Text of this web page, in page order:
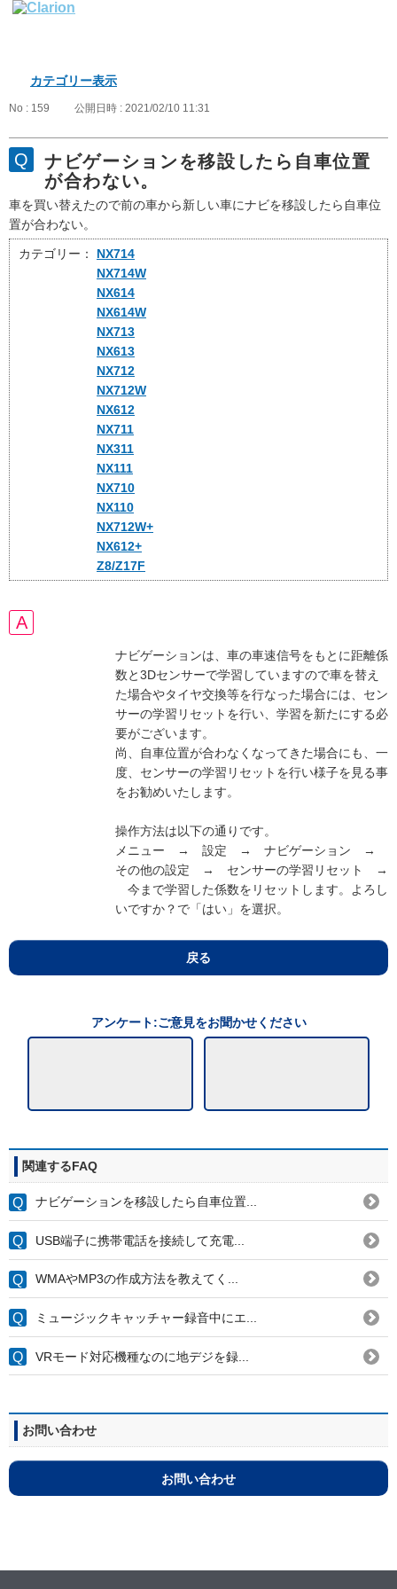
カテゴリー表示
No : 159 公開日時 : 2021/02/10 11:31
ナビゲーションを移設したら自車位置
が合わない。
車を買い替えたので前の車から新しい車にナビを移設したら自車位
置が合わない。
カテゴリー：
NX714
NX714W
NX614
NX614W
NX713
NX613
NX712
NX712W
NX612
NX711
NX311
NX111
NX710
NX110
NX712W+
NX612+
Z8/Z17F
ナビゲーションは、車の車速信号をもとに距離係
数と3Dセンサーで学習していますので車を替え
た場合やタイヤ交換等を行なった場合には、セン
サーの学習リセットを行い、学習を新たにする必
要がございます。
尚、自車位置が合わなくなってきた場合にも、一
度、センサーの学習リセットを行い様子を見る事
をお勧めいたします。
操作方法は以下の通りです。
メニュー → 設定 → ナビゲーション →
その他の設定 → センサーの学習リセット →
今まで学習した係数をリセットします。よろし
いですか？で「はい」を選択。
戻る
アンケート:ご意見をお聞かせください
関連するFAQ
ナビゲーションを移設したら自車位置...
USB端子に携帯電話を接続して充電...
WMAやMP3の作成方法を教えてく...
ミュージックキャッチャー録音中にエ...
VRモード対応機種なのに地デジを録...
お問い合わせ
お問い合わせ